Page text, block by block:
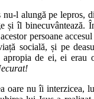
l alungă pe lepros,
și îl binecuvântează.
persoane
socială, și pe
apropia de ei, ei
oare nu îi interzicea,